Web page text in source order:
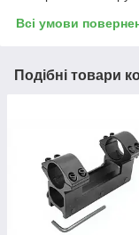
Всі умови
Подібні товари